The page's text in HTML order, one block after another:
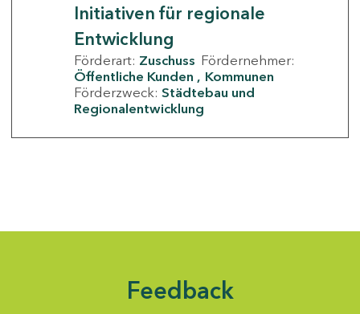
Initiativen für regionale
Entwicklung
Förderart: Zuschuss Fördernehmer:
Öffentliche Kunden
Kommunen
Förderzweck: Städtebau und
Regionalentwicklung
Feedback